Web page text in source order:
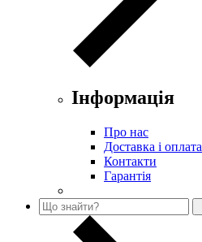
Інформація
Про нас
Доставка і оплата
Контакти
Гарантія